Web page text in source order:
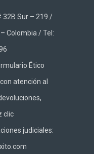
32B Sur – 219 /
Colombia / Tel:
Ético
atención al
clic
judiciales: